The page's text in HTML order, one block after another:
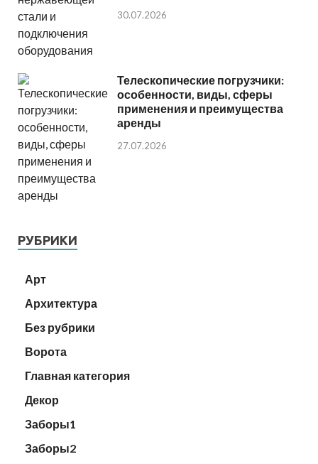
30.07.2026
Телескопические погрузчики:
особенности, виды, сферы
применения и преимущества
аренды
27.07.2026
РУБРИКИ
Арт
Архитектура
Без рубрики
Ворота
Главная категория
Декор
Заборы1
Заборы2